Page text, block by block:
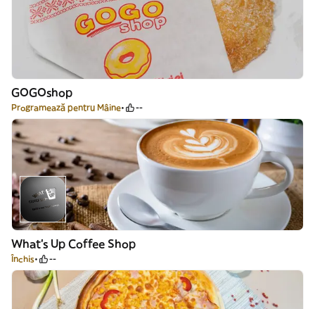
GOGOshop
Programează pentru Mâine --
What's Up Coffee Shop
Închis --